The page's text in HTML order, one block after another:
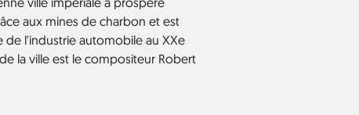
aux mines de charbon et est
l'industrie automobile au XXe
la ville est le compositeur Robert